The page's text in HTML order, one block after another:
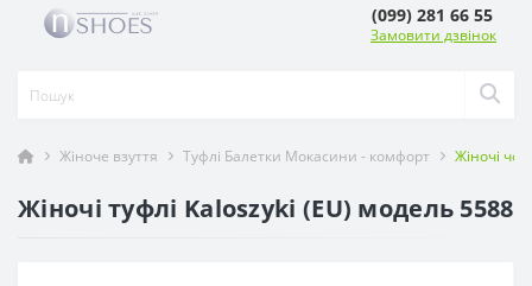
(099) 281 66 55
Замовити дзвінок
Жіноче взуття Туфлі Балетки Мокасини - комфорт Жіночі
Жіночі туфлі Kaloszyki (EU) модель 5588